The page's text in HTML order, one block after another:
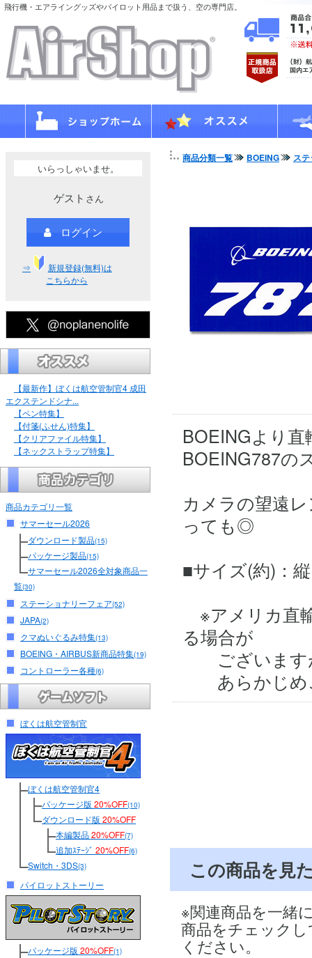
飛行機・エアライングッズやパイロット用品まで扱う、空の専門店。
いらっしゃいませ。
ゲスト さん
ログイン
⇒
新規登録(無料)は
こちらから
【最新作】ぼくは航空管制官4 成田
エクステンドシナ...
【ペン特集】
【付箋(ふせん)特集】
【クリアファイル特集】
【ネックストラップ特集】
商品カテゴリ一覧
サマーセール2026
ダウンロード製品(15)
パッケージ製品(15)
サマーセール2026全対象商品一
覧(30)
ステーショナリーフェア(52)
JAPA(2)
クマぬいぐるみ特集(13)
BOEING・AIRBUS新商品特集(19)
コントローラー各種(6)
ぼくは航空管制官
ぼくは航空管制官4
パッケージ版 20%OFF(10)
ダウンロード版 20%OFF
本編製品20%OFF(7)
追加ｽﾃｰｼﾞ 20%OFF(6)
Switch・3DS(3)
パイロットストーリー
パッケージ版 20%OFF(1)
商品分類一覧 BOEING ス
BOEINGより
BOEING787の
カメラの望遠
っても◎
■サイズ(約)：
※アメリカ直
る場合が
ございます
あらかじめ
この商品を見
※関連商品を一緒
商品をチェック
ください。